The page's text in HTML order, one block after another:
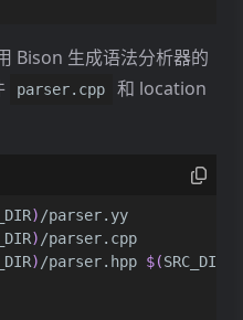
Bison 生成语法分析器的
parser.cpp
和 location
)
)
) /parser.hpp $(SRC_DIR